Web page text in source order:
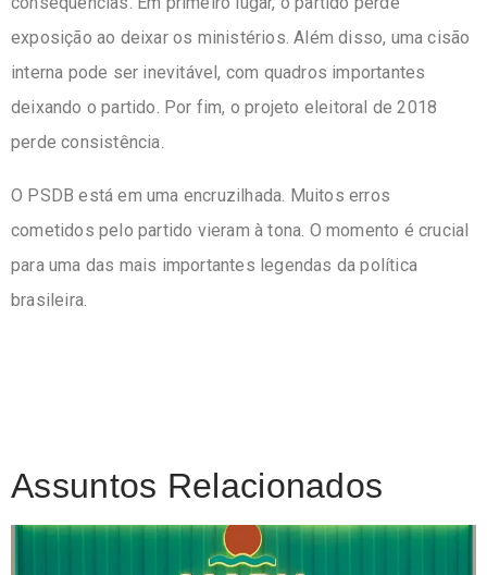
exposição ao deixar os ministérios. Além disso, uma cisão
interna pode ser inevitável, com quadros importantes
deixando o partido. Por fim, o projeto eleitoral de 2018
perde consistência.
O PSDB está em uma encruzilhada. Muitos erros
cometidos pelo partido vieram à tona. O momento é crucial
para uma das mais importantes legendas da política
brasileira.
Assuntos Relacionados